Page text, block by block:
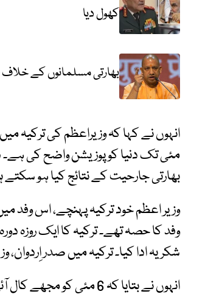
کھول دیا
بھارتی مسلمانوں کے
مئی تک دنیا کو پوزیشن واضح کی ہے۔
بھارتی جارحیت کے نتائج کیا ہو سکتے
وزیر اعظم خود ترکیہ پہنچے، اس وفد
وفد کا حصہ تھے۔ ترکیہ کا ایک روزہ
شکریہ ادا کیا۔ ترکیہ میں صدر اِردوان،
انہوں نے بتایا کہ 6